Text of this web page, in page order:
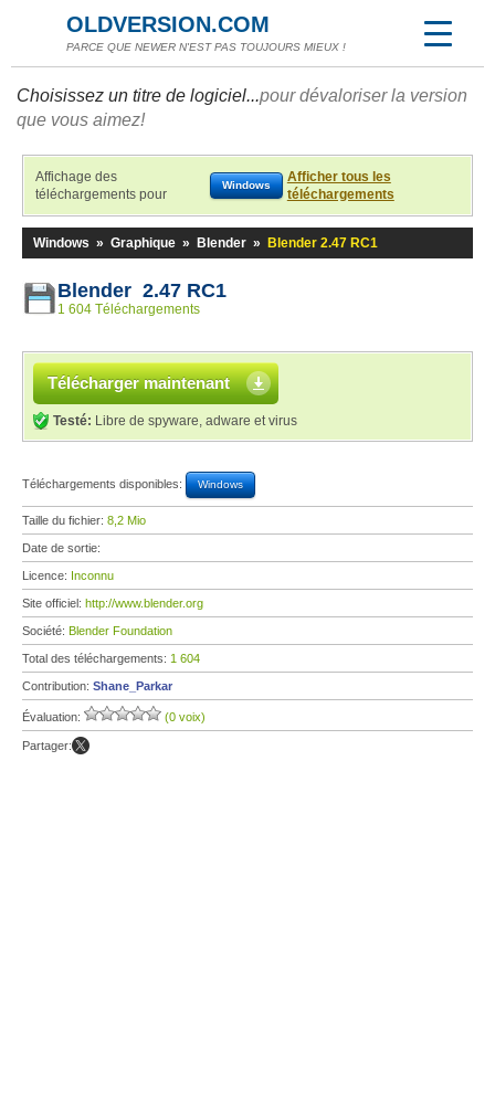
OLDVERSION.COM
PARCE QUE NEWER N'EST PAS TOUJOURS MIEUX !
Choisissez un titre de logiciel...pour dévaloriser la version
que vous aimez!
Affichage des
téléchargements pour
Windows
Afficher tous les
téléchargements
Windows » Graphique » Blender » Blender 2.47 RC1
Blender 2.47 RC1
1 604 Téléchargements
Télécharger maintenant
Testé: Libre de spyware, adware et virus
Téléchargements disponibles: Windows
Taille du fichier: 8,2 Mio
Date de sortie:
Licence: Inconnu
Site officiel: http://www.blender.org
Société: Blender Foundation
Total des téléchargements: 1 604
Contribution: Shane_Parkar
Évaluation: (0 voix)
Partager: